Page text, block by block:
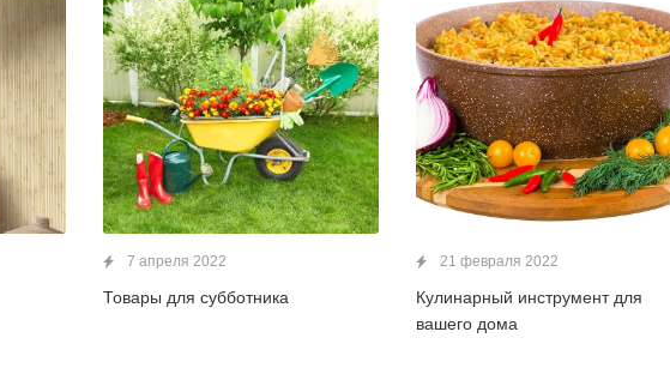
7 апреля 2022
Товары для субботника
21 февраля 2022
Кулинарный инструмент для
вашего дома